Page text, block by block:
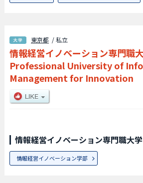
東京都 / 私立
情報経営イノベーション専門職
Professional University of
Management for Innovation
情報経営イノベーション専門職大
情報経営イノベーション学部